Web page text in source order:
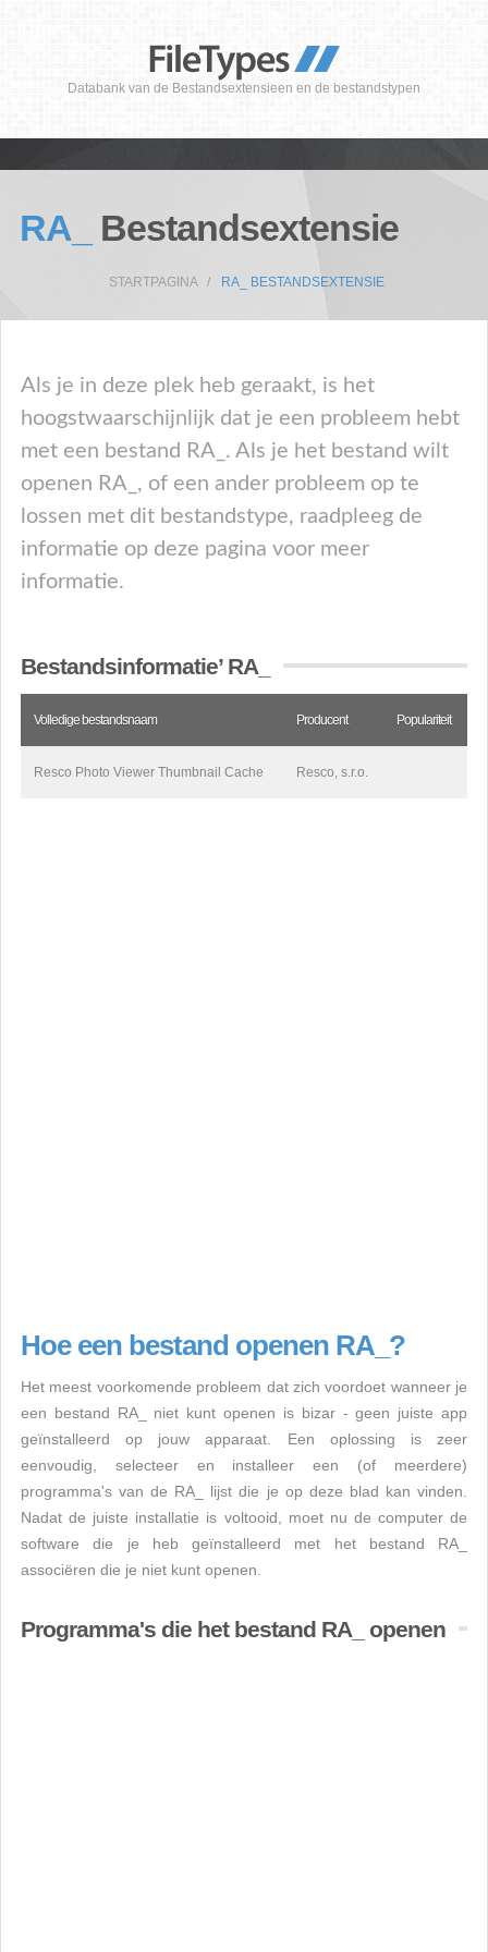
Databank van de Bestandsextensieen en de bestandstypen
RA_ Bestandsextensie
STARTPAGINA RA_ BESTANDSEXTENSIE
Als je in deze plek heb geraakt, is het
hoogstwaarschijnlijk dat je een probleem hebt
met een bestand RA_. Als je het bestand wilt
openen RA_, of een ander probleem op te
lossen met dit bestandstype, raadpleeg de
informatie op deze pagina voor meer
informatie.
Bestandsinformatie’ RA_
Volledige bestandsnaam Producent Populariteit
Resco Photo Viewer Thumbnail Cache Resco, s.r.o.
Hoe een bestand openen RA_?
Het meest voorkomende probleem dat zich voordoet wanneer je
een bestand RA_ niet kunt openen is bizar - geen juiste app
geïnstalleerd op jouw apparaat. Een oplossing is zeer
eenvoudig, selecteer en installeer een (of meerdere)
programma's van de RA_ lijst die je op deze blad kan vinden.
Nadat de juiste installatie is voltooid, moet nu de computer de
software die je heb geïnstalleerd met het bestand RA_
associëren die je niet kunt openen.
Programma's die het bestand RA_ openen